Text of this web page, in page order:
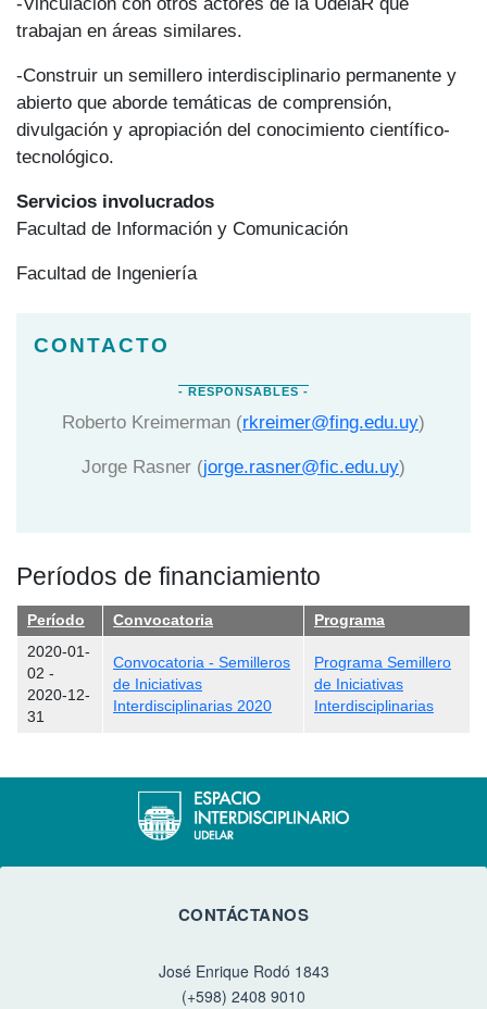
trabajan en áreas similares.
-Construir un semillero interdisciplinario permanente y
abierto que aborde temáticas de comprensión,
divulgación y apropiación del conocimiento científico-
tecnológico.
Servicios involucrados
Facultad de Información y Comunicación
Facultad de Ingeniería
Roberto Kreimerman (rkreimer@fing.edu.uy)
Jorge Rasner (jorge.rasner@fic.edu.uy)
Períodos de financiamiento
Período Convocatoria
Programa
2020-01-
02 -
2020-12-
31
Convocatoria - Semilleros
de Iniciativas
Interdisciplinarias 2020
Programa Semillero
de Iniciativas
Interdisciplinarias
CONTÁCTANOS
José Enrique Rodó 1843
(+598) 2408 9010